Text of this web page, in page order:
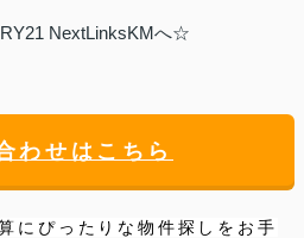
NextLinksKMへ☆
わせはこちら
にぴったりな物件探しをお手